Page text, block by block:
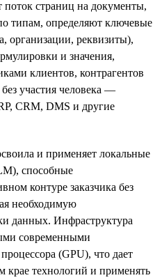
поток страниц на документы,
типам, определяют ключевые
организации, реквизиты),
и значения,
клиентов, контрагентов
участия человека —
CRM, DMS и другие
и применяет локальные
способные
контуре заказчика без
необходимую
данных. Инфраструктура
современными
(GPU), что дает
крае технологий и применять